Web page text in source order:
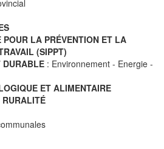
POUR LA PRÉVENTION ET LA
(SIPPT)
DURABLE : Environnement - Energie -
ET ALIMENTAIRE
RURALITÉ